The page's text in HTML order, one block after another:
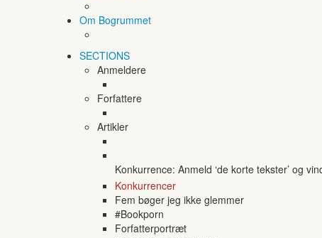
Om Bogrummet
SECTIONS
Anmeldere
Forfattere
Artikler
Konkurrence: Anmeld ‘de korte tekster’ og
Konkurrencer
Fem bøger jeg ikke glemmer
#Bookporn
Forfatterportræt